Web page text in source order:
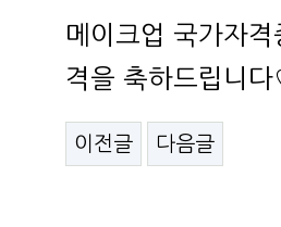
메이크업 국가자
격을 축하드립니
이전글 다음글